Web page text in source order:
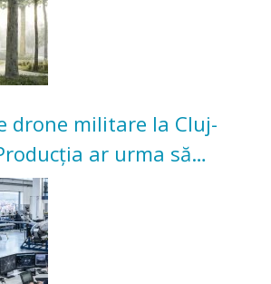
drone militare la Cluj-
ar urma să
toamna acestui an